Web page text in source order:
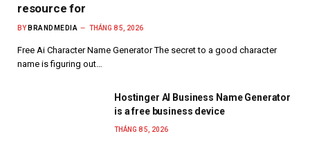
resource for
BY BRANDMEDIA THÁNG 8 5, 2026
Free Ai Character Name Generator The secret to a good character
name is figuring out…
Hostinger AI Business Name Generator
is a free business device
THÁNG 8 5, 2026